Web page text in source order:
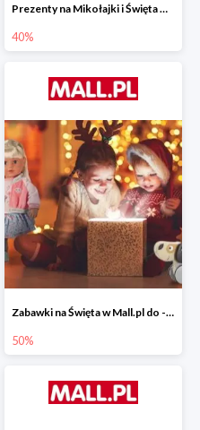
Prezenty na Mikołajki i Święta w Mall.pl do -40%
40%
Zabawki na Święta w Mall.pl do -50%
50%